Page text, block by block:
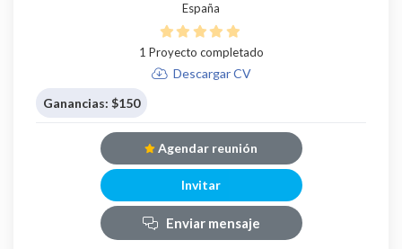
España
1 Proyecto completado
Descargar CV
Ganancias: $150
Agendar reunión
Invitar
Enviar mensaje